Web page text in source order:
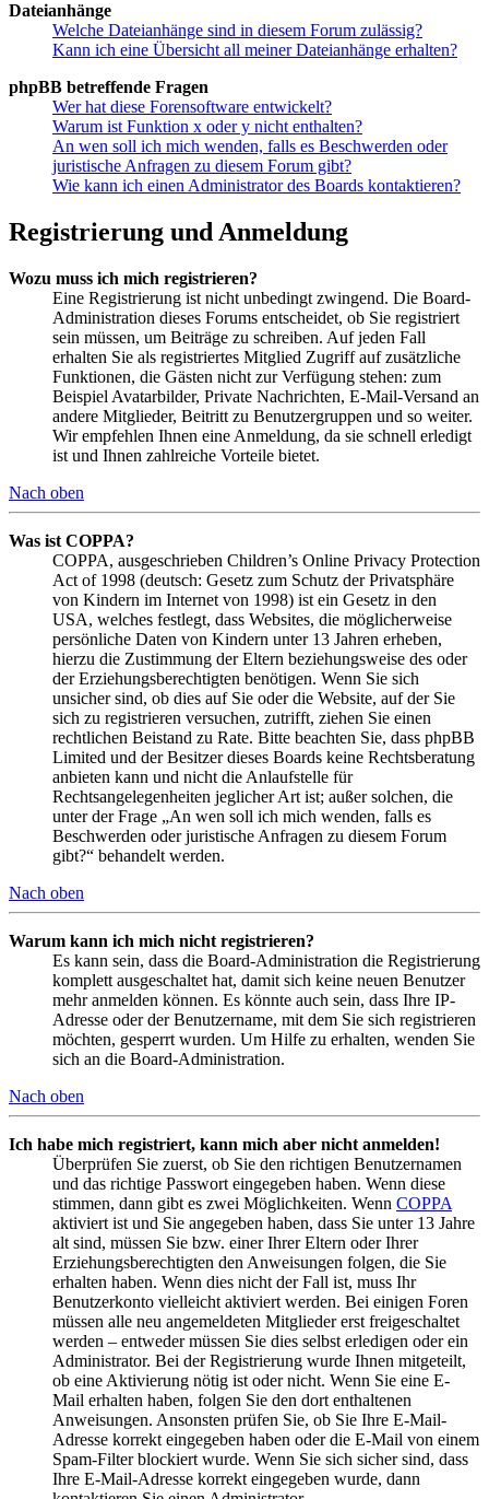
Dateianhänge
Welche Dateianhänge sind in diesem Forum zulässig?
Kann ich eine Übersicht all meiner Dateianhänge erhalten?
phpBB betreffende Fragen
Wer hat diese Forensoftware entwickelt?
Warum ist Funktion x oder y nicht enthalten?
An wen soll ich mich wenden, falls es Beschwerden oder
juristische Anfragen zu diesem Forum gibt?
Wie kann ich einen Administrator des Boards kontaktieren?
Registrierung und Anmeldung
Wozu muss ich mich registrieren?
Eine Registrierung ist nicht unbedingt zwingend. Die Board-
Administration dieses Forums entscheidet, ob Sie registriert
sein müssen, um Beiträge zu schreiben. Auf jeden Fall
erhalten Sie als registriertes Mitglied Zugriff auf zusätzliche
Funktionen, die Gästen nicht zur Verfügung stehen: zum
Beispiel Avatarbilder, Private Nachrichten, E-Mail-Versand an
andere Mitglieder, Beitritt zu Benutzergruppen und so weiter.
Wir empfehlen Ihnen eine Anmeldung, da sie schnell erledigt
ist und Ihnen zahlreiche Vorteile bietet.
Nach oben
Was ist COPPA?
COPPA, ausgeschrieben Children’s Online Privacy Protection
Act of 1998 (deutsch: Gesetz zum Schutz der Privatsphäre
von Kindern im Internet von 1998) ist ein Gesetz in den
USA, welches festlegt, dass Websites, die möglicherweise
persönliche Daten von Kindern unter 13 Jahren erheben,
hierzu die Zustimmung der Eltern beziehungsweise des oder
der Erziehungsberechtigten benötigen. Wenn Sie sich
unsicher sind, ob dies auf Sie oder die Website, auf der Sie
sich zu registrieren versuchen, zutrifft, ziehen Sie einen
rechtlichen Beistand zu Rate. Bitte beachten Sie, dass phpBB
Limited und der Besitzer dieses Boards keine Rechtsberatung
anbieten kann und nicht die Anlaufstelle für
Rechtsangelegenheiten jeglicher Art ist; außer solchen, die
unter der Frage „An wen soll ich mich wenden, falls es
Beschwerden oder juristische Anfragen zu diesem Forum
gibt?“ behandelt werden.
Nach oben
Warum kann ich mich nicht registrieren?
Es kann sein, dass die Board-Administration die Registrierung
komplett ausgeschaltet hat, damit sich keine neuen Benutzer
mehr anmelden können. Es könnte auch sein, dass Ihre IP-
Adresse oder der Benutzername, mit dem Sie sich registrieren
möchten, gesperrt wurden. Um Hilfe zu erhalten, wenden Sie
sich an die Board-Administration.
Nach oben
Ich habe mich registriert, kann mich aber nicht anmelden!
Überprüfen Sie zuerst, ob Sie den richtigen Benutzernamen
und das richtige Passwort eingegeben haben. Wenn diese
stimmen, dann gibt es zwei Möglichkeiten. Wenn COPPA
aktiviert ist und Sie angegeben haben, dass Sie unter 13 Jahre
alt sind, müssen Sie bzw. einer Ihrer Eltern oder Ihrer
Erziehungsberechtigten den Anweisungen folgen, die Sie
erhalten haben. Wenn dies nicht der Fall ist, muss Ihr
Benutzerkonto vielleicht aktiviert werden. Bei einigen Foren
müssen alle neu angemeldeten Mitglieder erst freigeschaltet
werden – entweder müssen Sie dies selbst erledigen oder ein
Administrator. Bei der Registrierung wurde Ihnen mitgeteilt,
ob eine Aktivierung nötig ist oder nicht. Wenn Sie eine E-
Mail erhalten haben, folgen Sie den dort enthaltenen
Anweisungen. Ansonsten prüfen Sie, ob Sie Ihre E-Mail-
Adresse korrekt eingegeben haben oder die E-Mail von einem
Spam-Filter blockiert wurde. Wenn Sie sich sicher sind, dass
Ihre E-Mail-Adresse korrekt eingegeben wurde, dann